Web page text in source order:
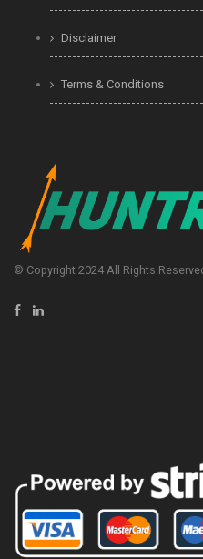
Disclaimer
Terms & Conditions
© Copyright 2024 All Rights